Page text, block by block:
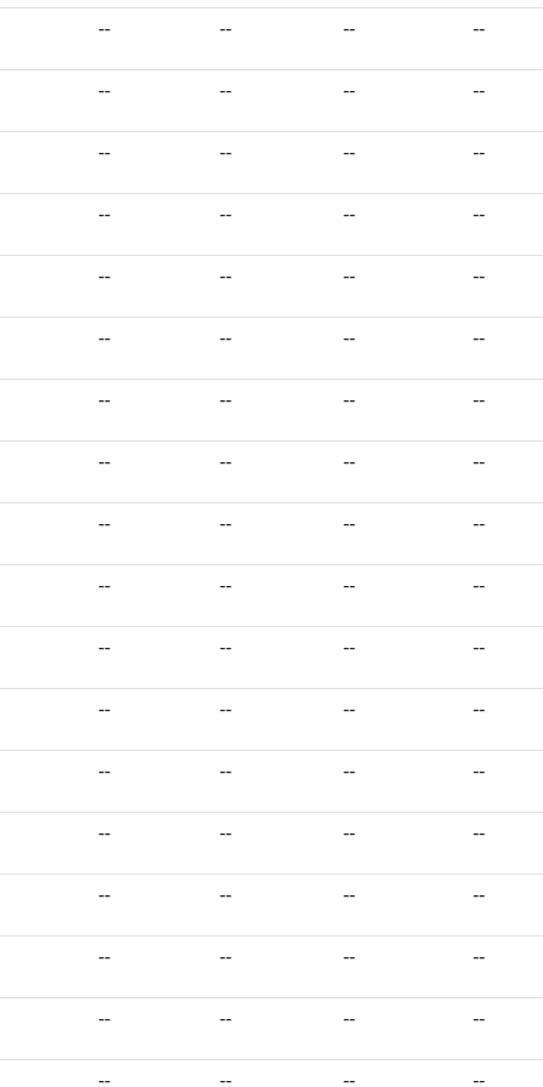
-- -- -- --
-- -- -- --
-- -- -- --
-- -- -- --
-- -- -- --
-- -- -- --
-- -- -- --
-- -- -- --
-- -- -- --
-- -- -- --
-- -- -- --
-- -- -- --
-- -- -- --
-- -- -- --
-- -- -- --
-- -- -- --
-- -- -- --
-- -- -- --